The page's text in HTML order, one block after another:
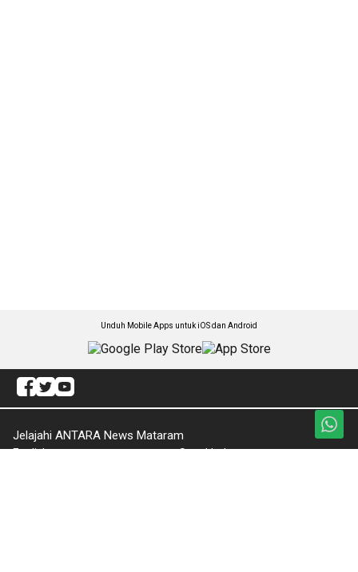
Unduh Mobile Apps untuk iOS dan Android
Jelajahi ANTARA News Mataram
English
Sepakbola